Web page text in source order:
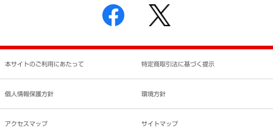
反社会的勢力に対する基本方針
書面による個人情報の開示等の請求の手続きについて
本サイトのご利用にあたって 特定商取引法に基づく提示
個人情報保護方針 環境方針
アクセスマップ サイトマップ